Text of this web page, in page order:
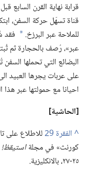
قرابة نهاية القرن السابع
قناة تسهّل حركة السفن،‏
للملاحة عبر البرزخ.‏ *
عبر»،‏ رُصف بالحجارة ثم
البضائع التي تحملها
على عربات يجرها العبيد
احيانا مع حمولتها عبر هذا
‏[الحاشية]‏
^
للاطلاع على
كورنث» في مجلةاستيقظ!‏
٢٥-‏٢٧،‏ بالانكليزية.‏